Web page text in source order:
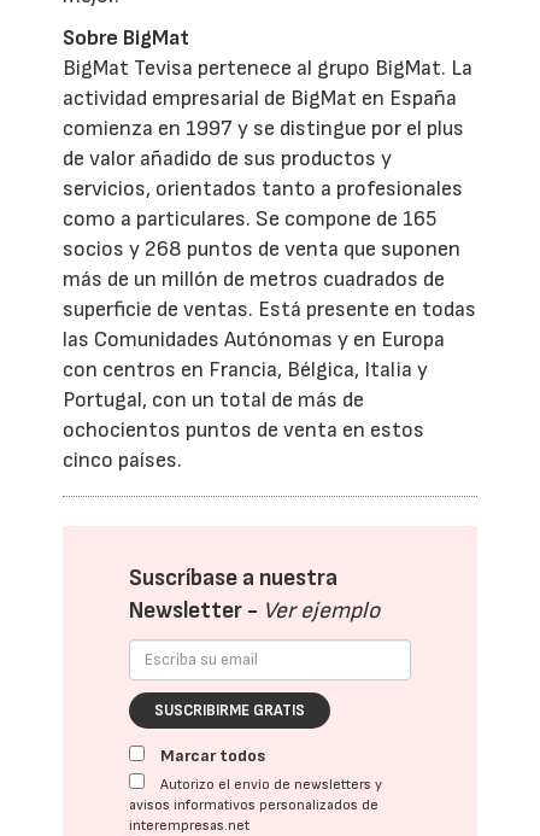
Sobre BigMat
BigMat Tevisa pertenece al grupo BigMat. La
actividad empresarial de BigMat en España
comienza en 1997 y se distingue por el plus
de valor añadido de sus productos y
servicios, orientados tanto a profesionales
como a particulares. Se compone de 165
socios y 268 puntos de venta que suponen
más de un millón de metros cuadrados de
superficie de ventas. Está presente en todas
las Comunidades Autónomas y en Europa
con centros en Francia, Bélgica, Italia y
Portugal, con un total de más de
ochocientos puntos de venta en estos
cinco países.
Suscríbase a nuestra
Newsletter - Ver ejemplo
SUSCRIBIRME GRATIS
Marcar todos
Autorizo el envío de newsletters y
avisos informativos personalizados de
interempresas.net